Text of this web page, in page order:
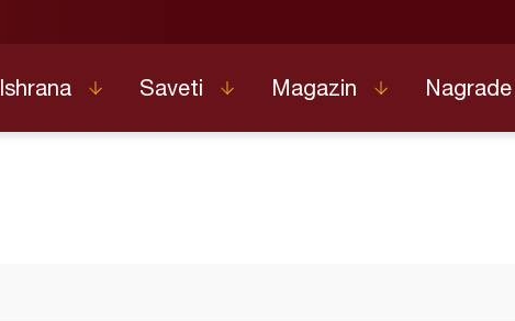
Ishrana Saveti Magazin Nagrade